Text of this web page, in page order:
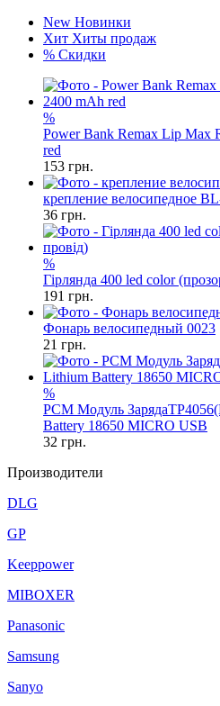
New Новинки
Хит Хиты продаж
% Скидки
%
Power Bank Remax Lip Max
red
153 грн.
крепление велосипедное
36 грн.
%
Гірлянда 400 led color
191 грн.
Фонарь велосипедный 0023
21 грн.
%
PCM Модуль
Battery 18650 MICRO USB
32 грн.
Производители
DLG
GP
Keeppower
MIBOXER
Panasonic
Samsung
Sanyo